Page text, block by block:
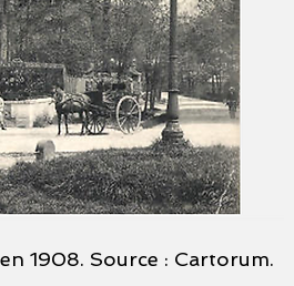
1908. Source : Cartorum.